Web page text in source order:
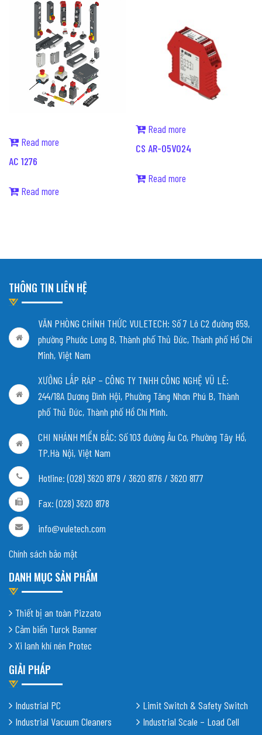
Read more
AC 1276
Read more
Read more
CS AR-05V024
Read more
THÔNG TIN LIÊN HỆ
VĂN PHÒNG CHÍNH THỨC VULETECH: Số 7 Lô C2 đường 659,
phường Phước Long B, Thành phố Thủ Đức, Thành phố Hồ Chí
Minh, Việt Nam
XƯỞNG LẮP RÁP – CÔNG TY TNHH CÔNG NGHỆ VŨ LÊ:
244/18A Dương Đình Hội, Phường Tăng Nhơn Phú B, Thành
phố Thủ Đức, Thành phố Hồ Chí Minh.
CHI NHÁNH MIỀN BẮC: Số 103 đường Âu Cơ, Phường Tây Hồ,
TP.Hà Nội, Việt Nam
Hotline: (028) 3620 8179 / 3620 8176 / 3620 8177
Fax: (028) 3620 8178
info@vuletech.com
Chính sách bảo mật
DANH MỤC SẢN PHẨM
Thiết bị an toàn Pizzato
Cảm biến Turck Banner
Xi lanh khí nén Protec
GIẢI PHÁP
Industrial PC
Industrial Vacuum Cleaners
Limit Switch & Safety Switch
Industrial Scale – Load Cell